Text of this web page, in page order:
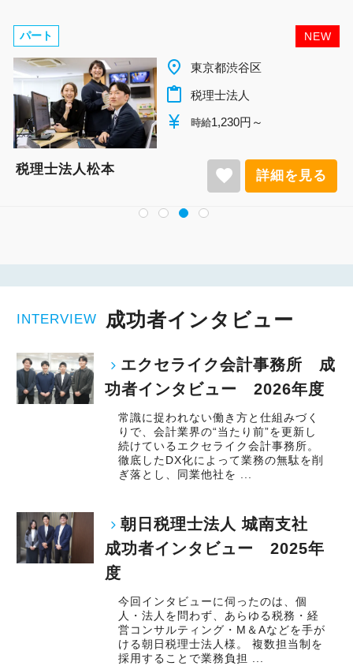
NEW
パート
place 千葉県柏市
content_paste 税理士法人
currency_yen 時給1,140円～
税理士法人松本 favorite 詳細を見る
INTERVIEW 成功者インタビュー
エクセライク会計事務所 成
功者インタビュー 2026年度
常識に捉われない働き方と仕組みづく
りで、会計業界の“当たり前”を更新し
続けているエクセライク会計事務所。
徹底したDX化によって業務の無駄を削
ぎ落とし、同業他社を ...
朝日税理士法人 城南支社
成功者インタビュー 2025年
度
今回インタビューに伺ったのは、個
人・法人を問わず、あらゆる税務・経
営コンサルティング・M＆Aなどを手が
ける朝日税理士法人様。 複数担当制を
採用することで業務負担 ...